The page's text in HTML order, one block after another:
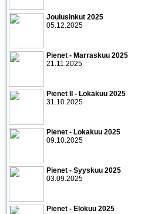
Joulusinkut 2025
05.12.2025
Pienet - Marraskuu 2025
21.11.2025
Pienet II - Lokakuu 2025
31.10.2025
Pienet - Lokakuu 2025
09.10.2025
Pienet - Syyskuu 2025
03.09.2025
Pienet - Elokuu 2025